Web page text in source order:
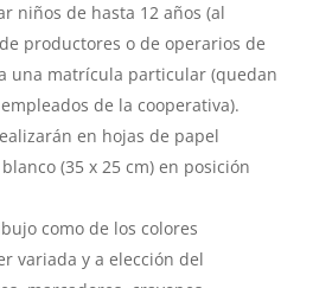
niños de hasta 12 años (al
productores o de operarios de
una matrícula particular (quedan
de la cooperativa).
en hojas de papel
(35 x 25 cm) en posición
como de los colores
variada y a elección del